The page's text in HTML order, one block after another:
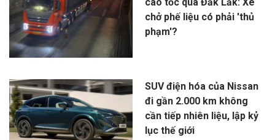
chở phế liệu có phải 'thủ
phạm'?
SUV điện hóa của Nissan
đi gần 2.000 km không
cần tiếp nhiên liệu, lập kỷ
lục thế giới